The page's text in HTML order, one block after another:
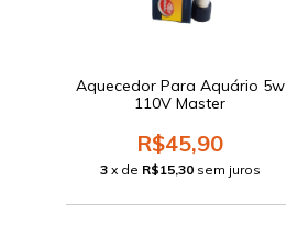
Aquecedor Para Aquário 5w
110V Master
R$45,90
3 x de R$15,30 sem juros